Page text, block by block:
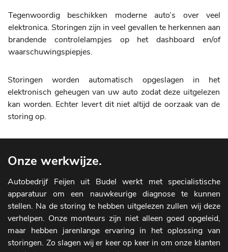
Tegenwoordig beschikken moderne auto’s over veel
elektronica. Storingen zijn in veel gevallen te herkennen aan
brandende controlelampjes op het dashboard en/of
waarschuwingspiepjes.
Storingen worden automatisch opgeslagen in het
elektronisch geheugen van uw auto zodat deze uitgelezen
kan worden. Echter levert dit niet altijd de oorzaak van de
storing op.
Onze werkwijze.
Autobedrijf Feijen uit Budel werkt met specialistische
apparatuur om een nauwkeurige diagnose te kunnen
stellen. Na de storing te hebben uitgelezen zullen wij deze
verhelpen. Onze monteurs zijn niet alleen goed opgeleid,
maar hebben jarenlange ervaring in het oplossing van
storingen. Zo slagen wij er keer op keer in om onze klanten